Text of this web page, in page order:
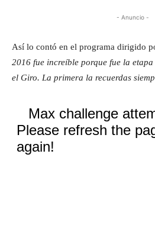
- Anuncio -
Así lo contó en el programa dirigido
2016 fue increíble porque fue la
el Giro. La primera la recuerdas